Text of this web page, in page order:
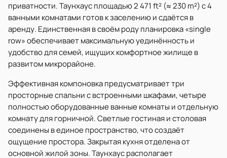
приватности. Таунхаус площадью 2 471 ft² (≈ 230 m²) с 4
ванными комнатами готов к заселению и сдаётся в
аренду. Единственная в своём роду планировка «single
row» обеспечивает максимальную уединённость и
удобство для семей, ищущих комфортное жилище в
развитом микрорайоне.
Эффективная компоновка предусматривает три
просторные спальни с встроенными шкафами, четыре
полностью оборудованные ванные комнаты и отдельную
комнату для горничной. Светлые гостиная и столовая
соединены в единое пространство, что создаёт
ощущение простора. Закрытая кухня отделена от
основной жилой зоны. Таунхаус располагает